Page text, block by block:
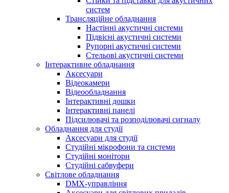
систем
Трансляційне обладнання
Настінні акустичні системи
Підвісні акустичні системи
Рупорні акустичні системи
Стельові акустичні системи
Інтерактивне обладнання
Аксесуари
Відеокамери
Відеообладнання
Інтерактивні дошки
Інтерактивні панелі
Підсилювачі та розподілювачі сигналу
Обладнання для студії
Аксесуари для студії
Студійні мікрофони та системи
Студійні монітори
Студійні сабвуфери
Світлове обладнання
DMX-управління